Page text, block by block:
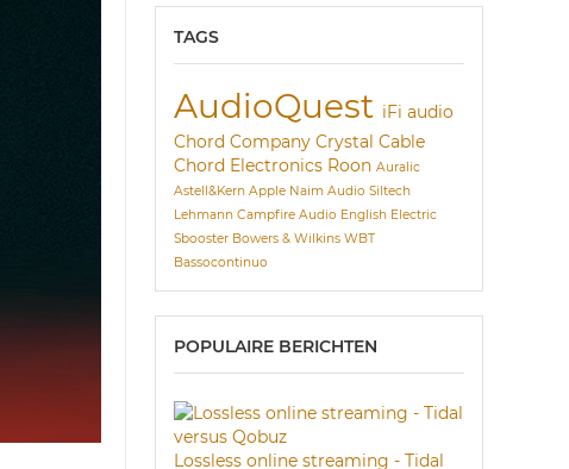
TAGS
AudioQuest iFi audio
Chord Company Crystal Cable
Chord Electronics Roon Auralic
Astell&Kern Apple Naim Audio Siltech
Lehmann Campfire Audio English Electric
Sbooster Bowers & Wilkins WBT
Bassocontinuo
POPULAIRE BERICHTEN
Lossless online streaming - Tidal